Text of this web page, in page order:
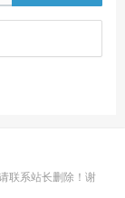
联系站长删除！谢